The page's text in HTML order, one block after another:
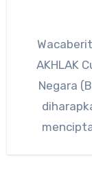
AKHLAK
Negara